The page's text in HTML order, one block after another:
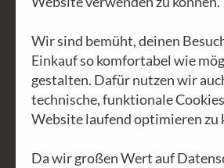
KÄRNTEN(1) AKTUELLES (14)
AFRIKA(16) WALDVIERTEL(2)
WIRTSCHAFT(9) KULTUR (12)
UNSITTEN(8)
Wir sind bemüht, deinen
Einkauf so komfortabel wie
gestalten. Dafür nutzen wir
technische, funktionale
Website laufend optimieren zu
Da wir großen Wert auf